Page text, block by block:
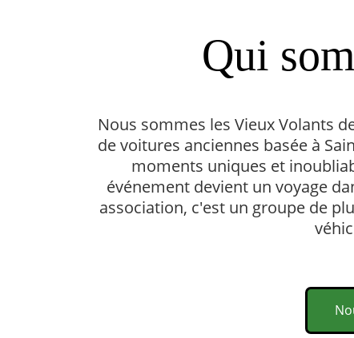
Qui
Nous sommes les Vieux Volants
de voitures anciennes basée à
moments uniques et
événement devient un voyage
association, c'est un groupe de